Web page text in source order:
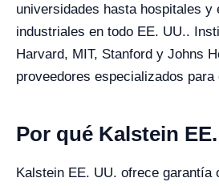
universidades hasta hospitales y
industriales en todo EE. UU..
Harvard, MIT, Stanford y Johns
proveedores especializados
Por qué Kalstein
Kalstein EE. UU. ofrece garantía